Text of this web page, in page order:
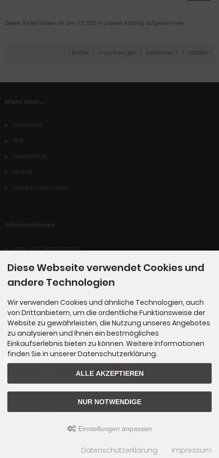
Diesen Artikel haben wir am 17.11.2020 in unseren Katalog aufgenommen.
« Erster « vorheriger nächster » Letzter »
Mehr über...
Impressum
AGB
Datenschutz
Kontakt
Cookie Einstellungen
Informationen
Liefer-und Versandkosten
Widerrufsrecht
Digitales Produkt: Wie kann ich mein gekauftes Produkt herunterladen?
Zahlungsmethoden
ified eCommerce Shopsoftware © 2009-2026
Diese Webseite verwendet Cookies und
andere Technologien
Wir verwenden Cookies und ähnliche Technologien, auch
von Drittanbietern, um die ordentliche Funktionsweise der
Website zu gewährleisten, die Nutzung unseres Angebotes
zu analysieren und Ihnen ein bestmögliches
Einkaufserlebnis bieten zu können. Weitere Informationen
finden Sie in unserer Datenschutzerklärung.
ALLE AKZEPTIEREN
NUR NOTWENDIGE
Einstellungen anpassen
Datenschutzerklärung Impressum